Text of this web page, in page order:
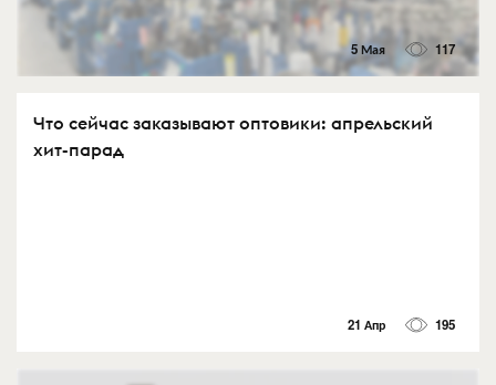
5 Мая 117
Что сейчас заказывают оптовики: апрельский
хит-парад
21 Апр 195